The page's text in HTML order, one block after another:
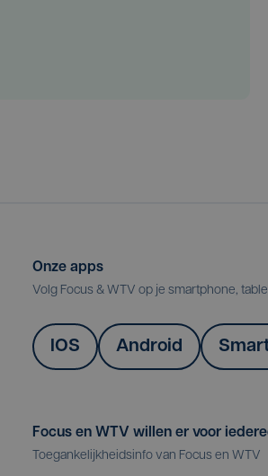
Onze apps
Volg Focus & WTV op je smartphone,
IOS Android
Focus en WTV willen er voor
Toegankelijkheidsinfo van Focus en WTV